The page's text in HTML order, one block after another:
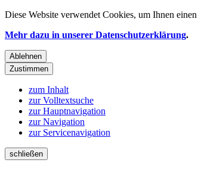
Diese Website verwendet Cookies, um Ihnen
Mehr dazu in unserer Datenschutzerklärung.
Ablehnen
Zustimmen
zum Inhalt
zur Volltextsuche
zur Hauptnavigation
zur Navigation
zur Servicenavigation
schließen